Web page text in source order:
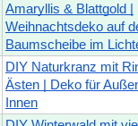
Amaryllis & Blattgold |
Weihnachtsdeko auf
Baumscheibe im
DIY Naturkranz mit
Ästen | Deko für
Innen